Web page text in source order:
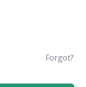
Forgot?